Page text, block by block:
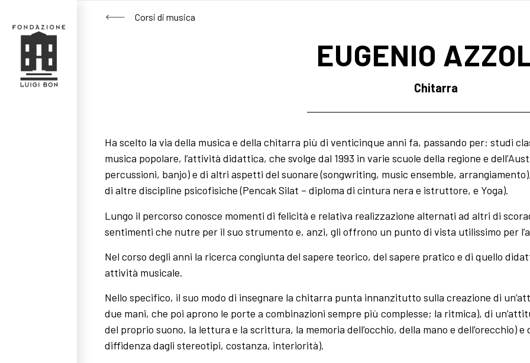
Corsi di musica
EUGENIO
Chitarra
Ha scelto la via della musica e della chitarra più di venticinque anni fa, passando per: studi
musica popolare, l’attività didattica, che svolge dal 1993 in varie scuole della regione e
percussioni, banjo) e di altri aspetti del suonare (songwriting, music ensemble,
di altre discipline psicofisiche (Pencak Silat – diploma di cintura nera e istruttore, e Yoga).
Lungo il percorso conosce momenti di felicità e relativa realizzazione alternati ad altri di
sentimenti che nutre per il suo strumento e, anzi, gli offrono un punto di vista utilissimo per
Nel corso degli anni la ricerca congiunta del sapere teorico, del sapere pratico e di quello
attività musicale.
Nello specifico, il suo modo di insegnare la chitarra punta innanzitutto sulla creazione di
due mani, che poi aprono le porte a combinazioni sempre più complesse; la ritmica), di
del proprio suono, la lettura e la scrittura, la memoria dell’occhio, della mano e dell’orecchio)
diffidenza dagli stereotipi, costanza, interiorità).